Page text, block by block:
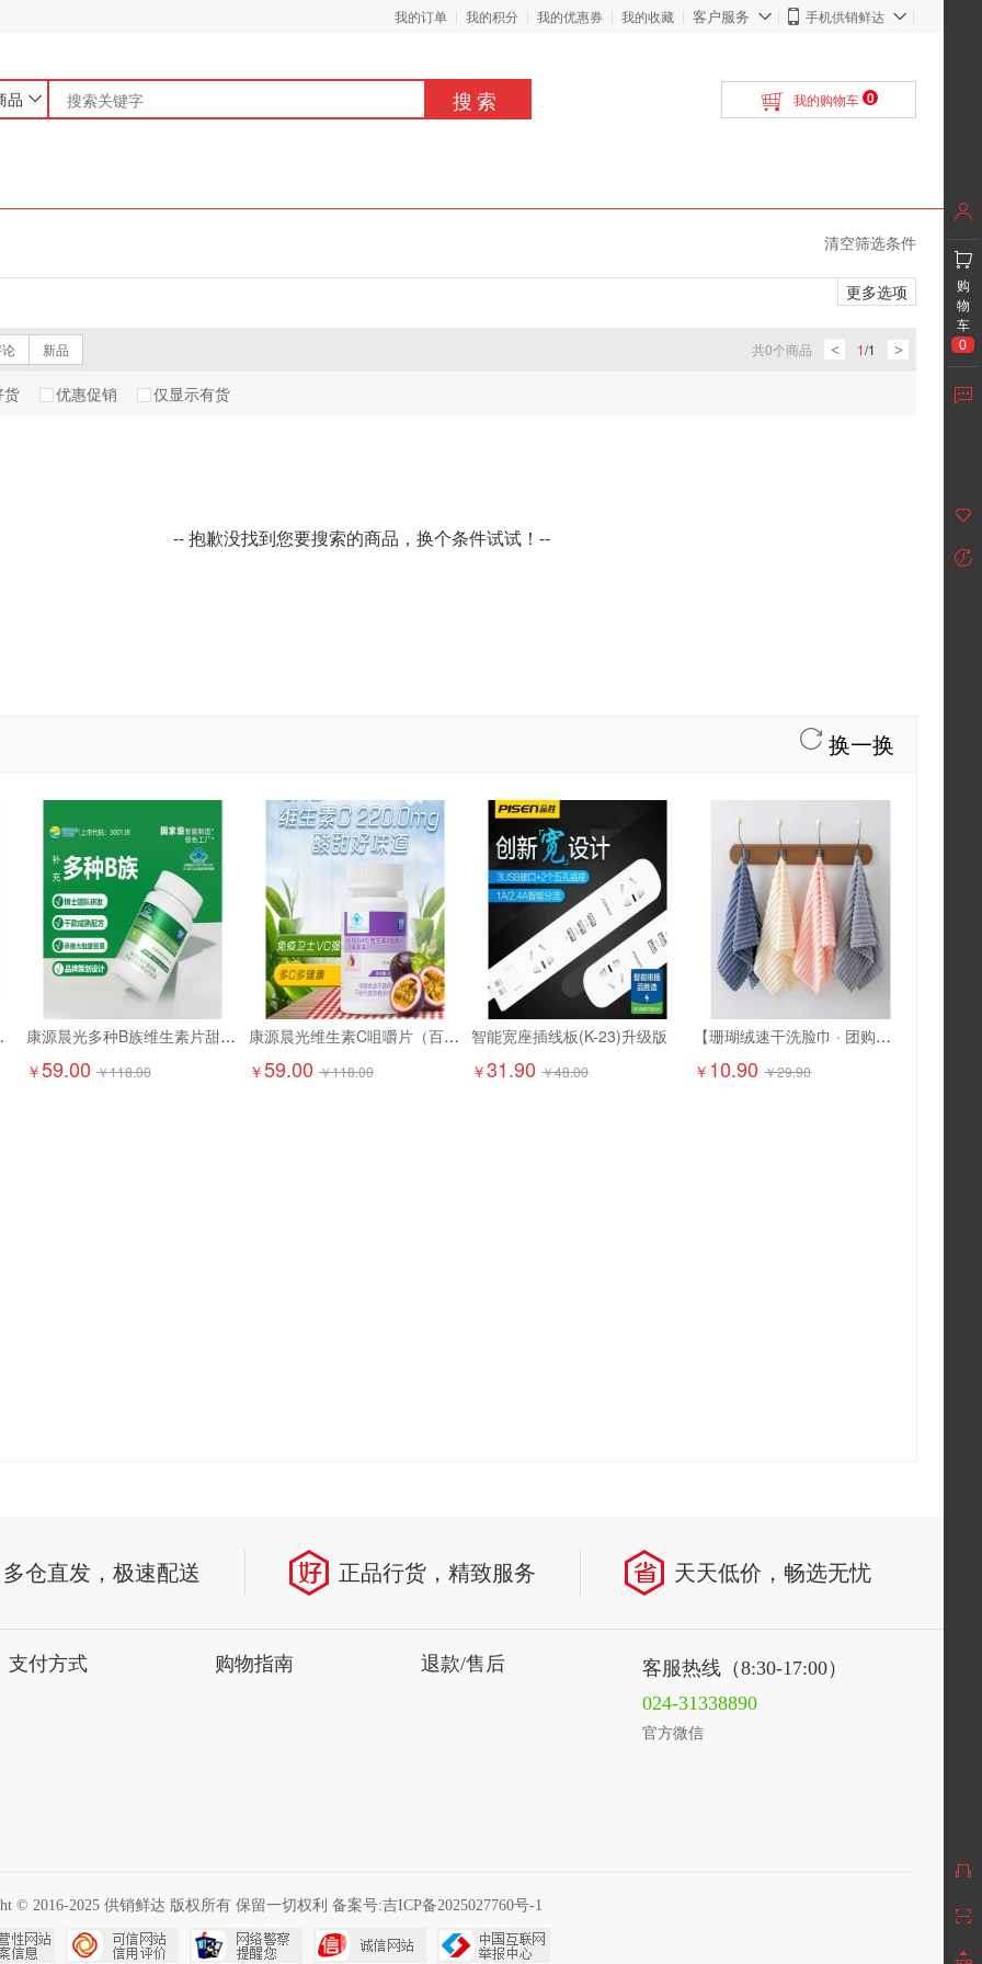
我的订单 我的积分 我的优惠券 我的收藏 客户服务 手机供销鲜达
品 搜索 我的购物车 0
清空筛选条件
更多选项
新品 共0个商品 < 1/1 >
货 优惠促销 仅显示有货
-- 抱歉没找到您要搜索的商品，换个条件试试！--
换一换
门）
康源晨光多种B族维生素片甜橙味（两瓶装）
￥59.00 ￥118.00
康源晨光维生素C咀嚼片（百香果味两瓶装）
￥59.00 ￥118.00
智能宽座插线板(K-23)升级版
￥31.90 ￥48.00
【珊瑚绒速干洗脸巾 · 团购特惠】10.9元抢6条！ 超柔软珊瑚绒，吸水强、速干不闷味，洗脸/卸妆/擦手都超舒服
￥ 10.90 ￥29.90
多仓直发，极速配送 正品行货，精致服务 天天低价，畅选无忧
支付方式 购物指南 退款/售后
客服热线（8:30-17:00）
024-31338890
官方微信
© 2016-2025 供销鲜达 版权所有 保留一切权利 备案号:吉ICP备2025027760号-1
购
物
车
0